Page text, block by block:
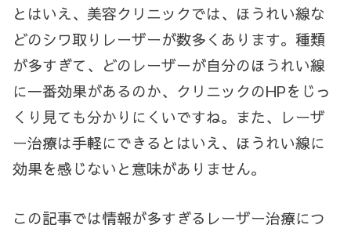
とはいえ、美容クリニックでは、ほうれい線な
どのシワ取りレーザーが数多くあります。種類
が多すぎて、どのレーザーが自分のほうれい線
に一番効果があるのか、クリニックのHPをじっ
くり見ても分かりにくいですね。 また、レーザ
ー治療は手軽にできるとはいえ、ほうれい線に
効果を感じないと意味がありません。
この記事では情報が多すぎるレーザー治療につ